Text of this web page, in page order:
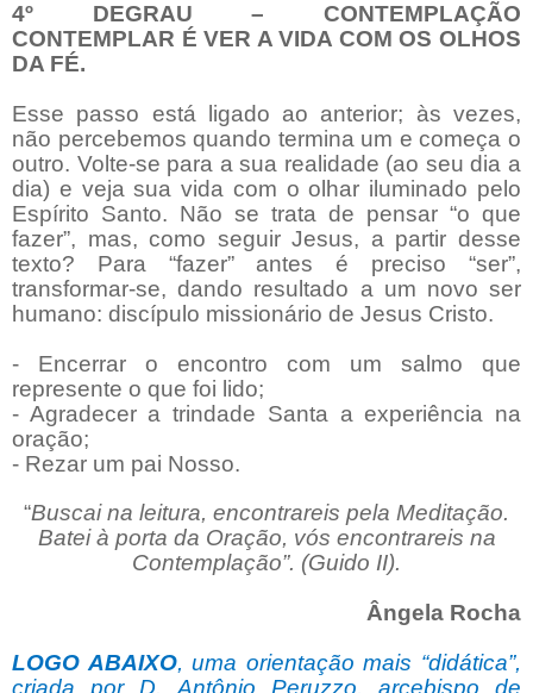
4º DEGRAU – CONTEMPLAÇÃO
CONTEMPLAR É VER A VIDA COM OS OLHOS
DA FÉ.
Esse passo está ligado ao anterior; às vezes,
não percebemos quando termina um e começa o
outro. Volte-se para a sua realidade (ao seu dia a
dia) e veja sua vida com o olhar iluminado pelo
Espírito Santo. Não se trata de pensar “o que
fazer”, mas, como seguir Jesus, a partir desse
texto? Para “fazer” antes é preciso “ser”,
transformar-se, dando resultado a um novo ser
humano: discípulo missionário de Jesus Cristo.
- Encerrar o encontro com um salmo que
represente o que foi lido;
- Agradecer a trindade Santa a experiência na
oração;
- Rezar um pai Nosso.
“Buscai na leitura, encontrareis pela Meditação.
Batei à porta da Oração, vós encontrareis na
Contemplação”. (Guido II).
Ângela Rocha
LOGO ABAIXO, uma orientação mais “didática”,
criada por D. Antônio Peruzzo, arcebispo de